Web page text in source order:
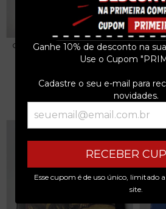
Ganhe 10% de desconto na
Use o Cupom
Cadastre o seu e-mail para
novidades.
RECEBER
Esse cupom é de uso único, limitado
site.
CARL PERKINS - BOPPIN' BLUE
SUEDE S...
x deR$33,33 sem juros